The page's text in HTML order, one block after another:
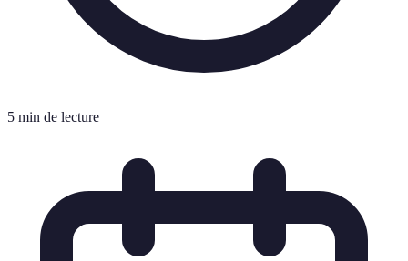
5 min de lecture